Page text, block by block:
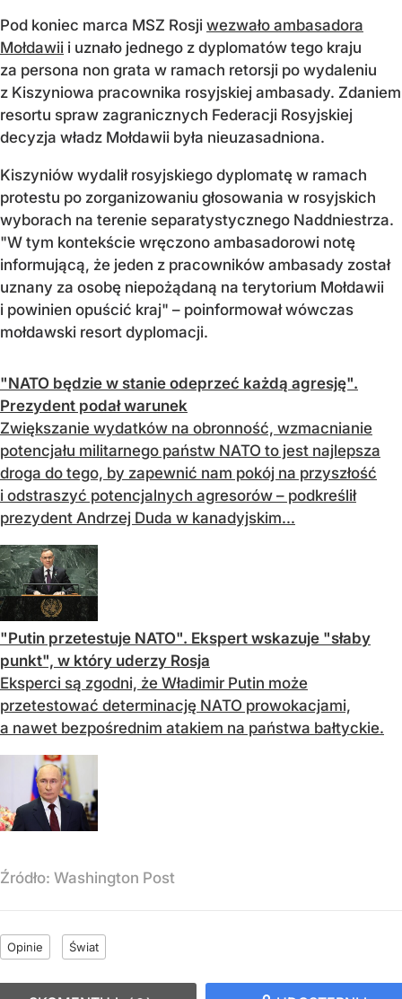
Pod koniec marca MSZ Rosji wezwało ambasadora
Mołdawii i uznało jednego z dyplomatów tego kraju
za persona non grata w ramach retorsji po wydaleniu
z Kiszyniowa pracownika rosyjskiej ambasady. Zdaniem
resortu spraw zagranicznych Federacji Rosyjskiej
decyzja władz Mołdawii była nieuzasadniona.
Kiszyniów wydalił rosyjskiego dyplomatę w ramach
protestu po zorganizowaniu głosowania w rosyjskich
wyborach na terenie separatystycznego Naddniestrza.
"W tym kontekście wręczono ambasadorowi notę
informującą, że jeden z pracowników ambasady został
uznany za osobę niepożądaną na terytorium Mołdawii
i powinien opuścić kraj" – poinformował wówczas
mołdawski resort dyplomacji.
"NATO będzie w stanie odeprzeć każdą agresję".
Prezydent podał warunek
Zwiększanie wydatków na obronność, wzmacnianie
potencjału militarnego państw NATO to jest najlepsza
droga do tego, by zapewnić nam pokój na przyszłość
i odstraszyć potencjalnych agresorów – podkreślił
prezydent Andrzej Duda w kanadyjskim...
"Putin przetestuje NATO". Ekspert wskazuje "słaby
punkt", w który uderzy Rosja
Eksperci są zgodni, że Władimir Putin może
przetestować determinację NATO prowokacjami,
a nawet bezpośrednim atakiem na państwa bałtyckie.
Źródło: Washington Post
Opinie Świat